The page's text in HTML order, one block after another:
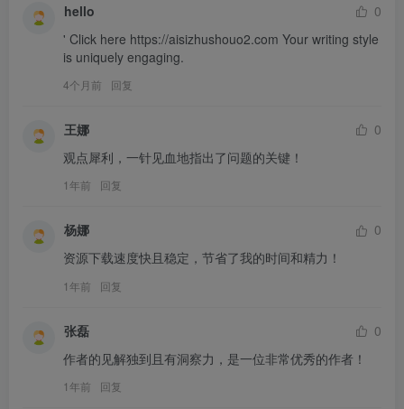
hello
0
' Click here https://aisizhushouo2.com Your writing style
is uniquely engaging.
4个月前 回复
王娜
0
观点犀利，一针见血地指出了问题的关键！
1年前 回复
杨娜
0
资源下载速度快且稳定，节省了我的时间和精力！
1年前 回复
张磊
0
作者的见解独到且有洞察力，是一位非常优秀的作者！
1年前 回复